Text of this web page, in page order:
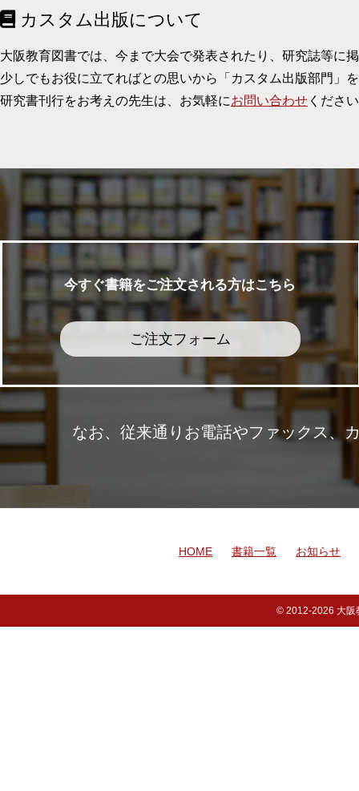
カスタム出版について
大阪教育図書では、今まで大会で発表されたり、研究誌等に
少しでもお役に立てればとの思いから「カスタム出版部門」
研究書刊行をお考えの先生は、お気軽にお問い合わせ くださ
今すぐ書籍をご注文される方はこちら
ご注文フォーム
なお、従来通りお電話やファックス、
HOME 書籍一覧 お知らせ
© 2012-2026 大阪